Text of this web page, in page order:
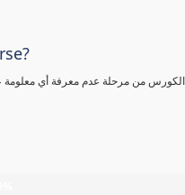
في الكورس من مرحلة عدم معرفة أي